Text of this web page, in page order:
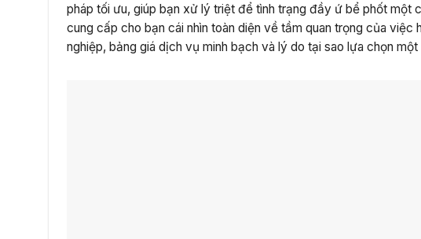
pháp tối ưu, giúp bạn xử lý triệt để tình trạng đầy ứ bể phốt một
cung cấp cho bạn cái nhìn toàn diện về tầm quan trọng của
nghiệp, bảng giá dịch vụ minh bạch và lý do tại sao lựa chọn